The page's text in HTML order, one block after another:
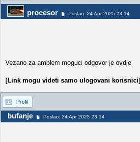
procesor Poslao: 24 Apr 2025 23:14
Vezano za amblem moguci odgovor je ovdje
[Link mogu videti samo ulogovani korisnici]
Profil
bufanje Poslao: 24 Apr 2025 23:14